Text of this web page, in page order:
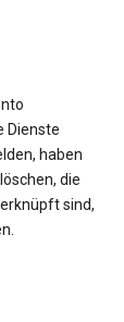
Dienste
haben
die
sind,